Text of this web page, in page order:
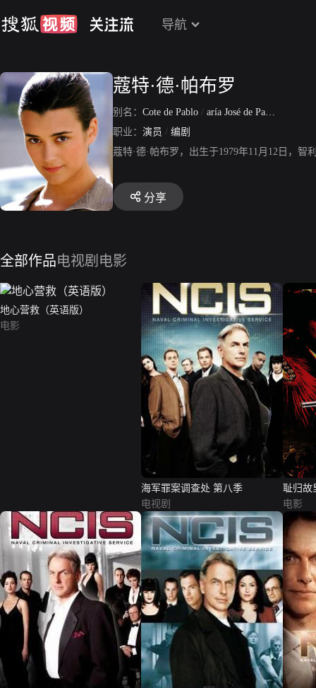
导航
蔻特·德·帕布罗
别名： Cote de Pablo / aría José de Pablo Fernández
职业： 演员 / 编剧
蔻特·德·帕布罗，出生于1979年11月12日，
分享
全部作品电视剧 电影
地心营救（英语版）
电影
海军罪案调查处 第八季
电视剧
耻归故
电影